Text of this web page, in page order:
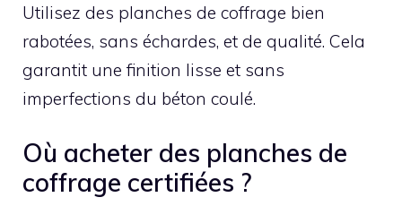
Utilisez des planches de coffrage bien
rabotées, sans échardes, et de qualité. Cela
garantit une finition lisse et sans
imperfections du béton coulé.
Où acheter des planches de
coffrage certifiées ?